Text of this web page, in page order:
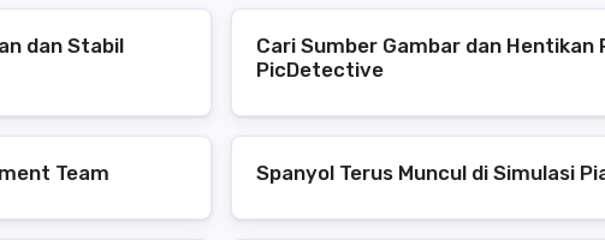
dan Stabil
Cari Sumber Gambar dan Hentikan
PicDetective
Team Spanyol Terus Muncul di Simulasi